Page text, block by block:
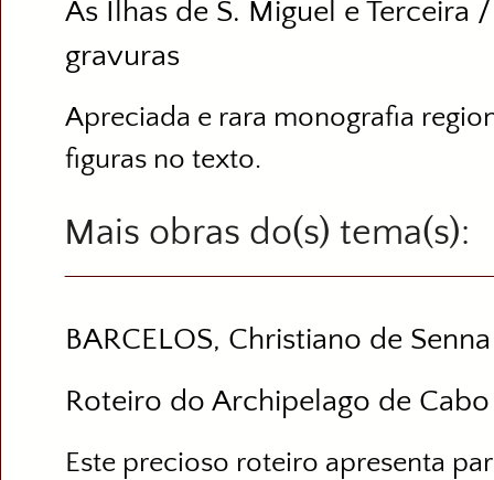
As Ilhas de S. Miguel e
gravuras
Apreciada e rara monografia
figuras no texto.
Mais obras do(s)
BARCELOS, Christiano de Senna
Roteiro do Archipelago de
Este precioso roteiro apresenta